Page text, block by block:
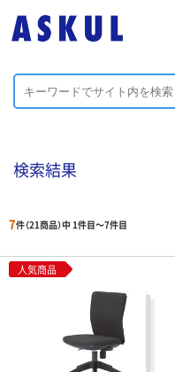
検索結果
7件（21商品）中 1件目～7件目
人気商品